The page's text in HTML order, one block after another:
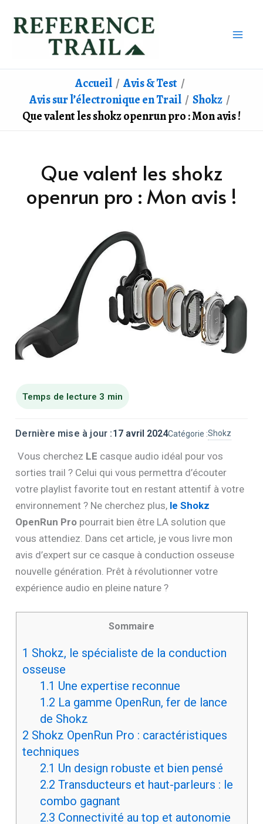
Accueil
Avis & Test
Avis sur l’électronique en Trail
Shokz
Que valent les shokz openrun pro : Mon avis !
Que valent les shokz
openrun pro : Mon avis !
Dernière mise à jour :17 avril 2024Catégorie :Shokz
Vous cherchez LE casque audio idéal pour vos
sorties trail ? Celui qui vous permettra d’écouter
votre playlist favorite tout en restant attentif à votre
environnement ? Ne cherchez plus, le Shokz
OpenRun Pro pourrait bien être LA solution que
vous attendiez. Dans cet article, je vous livre mon
avis d’expert sur ce casque à conduction osseuse
nouvelle génération. Prêt à révolutionner votre
expérience audio en pleine nature ?
Sommaire
1 Shokz, le spécialiste de la conduction
osseuse
1.1 Une expertise reconnue
1.2 La gamme OpenRun, fer de lance
de Shokz
2 Shokz OpenRun Pro : caractéristiques
techniques
2.1 Un design robuste et bien pensé
2.2 Transducteurs et haut-parleurs : le
combo gagnant
2.3 Connectivité au top et autonomie